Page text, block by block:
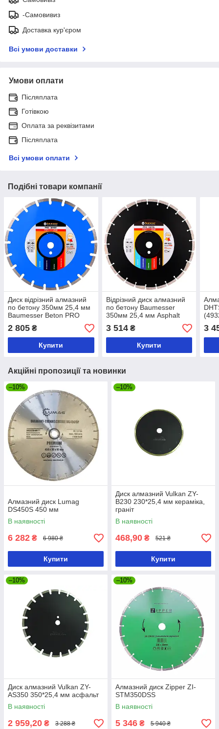
-Самовивиз
Доставка кур'єром
Всі умови доставки
Умови оплати
Післяплата
Готівкою
Оплата за реквізитами
Післяплата
Всі умови оплати
Подібні товари компанії
Диск відрізний алмазний
по бетону 350мм 25,4 мм
Baumesser Beton PRO
2 805 ₴
Купити
Відрізний диск алмазний
по бетону Baumesser
350мм 25,4 мм Asphalt
Pro
3 514₴
Купити
3
Акційні пропозиції та новинки
–10%
Алмазний диск Lumag
DS450S 450 мм
В наявності
6 282 ₴ 6 980 ₴
Купити
–10%
Диск алмазний Vulkan ZY-
B230 230*25,4 мм кераміка,
граніт
В наявності
468,90 ₴ 521 ₴
Купити
–10%
Диск алмазний Vulkan ZY-
AS350 350*25,4 мм асфальт
В наявності
2 959,20 ₴ 3 288 ₴
–10%
Алмазний диск Zipper ZI-
STM350DSS
В наявності
5 346 ₴ 5 940 ₴